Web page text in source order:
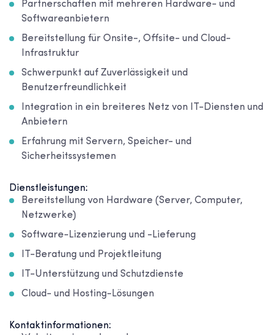
Partnerschaften mit mehreren Hardware- und
Softwareanbietern
Bereitstellung für Onsite-, Offsite- und Cloud-
Infrastruktur
Schwerpunkt auf Zuverlässigkeit und
Benutzerfreundlichkeit
Integration in ein breiteres Netz von IT-Diensten und
Anbietern
Erfahrung mit Servern, Speicher- und
Sicherheitssystemen
Dienstleistungen:
Bereitstellung von Hardware (Server, Computer,
Netzwerke)
Software-Lizenzierung und -Lieferung
IT-Beratung und Projektleitung
IT-Unterstützung und Schutzdienste
Cloud- und Hosting-Lösungen
Kontaktinformationen: